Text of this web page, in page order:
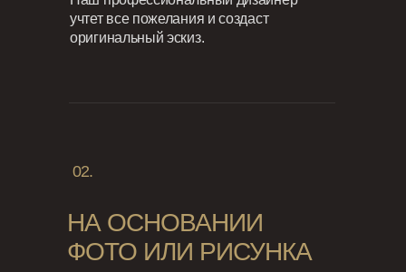
учтет все пожелания и создаст
оригинальный эскиз.
НА ОСНОВАНИИ
ФОТО ИЛИ РИСУНКА
02.